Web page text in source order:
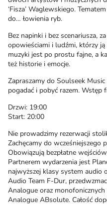
‘Fisza’ Waglewskiego.
do… łowienia ryb.
Bez napinki i bez scenariusza,
opowieściami i ludźmi, którzy
muzyki jest po prostu fajne, a
też historie i emocje.
Zapraszamy do Soulseek
pogadać i pobyć razem. Wstęp
Drzwi: 19:00
Start: 20:00
Nie prowadzimy rezerwacji
Zachęcamy do wcześniejszego
Obowiązują bezpłatne
Partnerem wydarzenia jest
najwyższej klasy system audio
Audio Team F-Dur,
Analogue oraz
Analogue ABsolute. Całość